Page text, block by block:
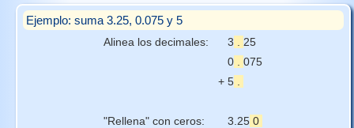
Ejemplo: suma 3.25, 0.075 y 5
Alinea los decimales: 3
25
0
075
+ 5
"Rellena" con ceros: 3.25 0